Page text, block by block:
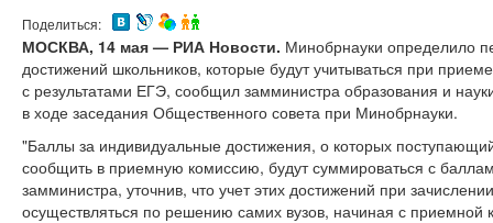
Поделиться:
МОСКВА, 14 мая — РИА Новости. Минобрнауки определило
достижений школьников, которые будут учитываться при
с результатами ЕГЭ, сообщил замминистра образования и
в ходе заседания Общественного совета при Минобрнауки.
"Баллы за индивидуальные достижения, о которых
сообщить в приемную комиссию, будут суммироваться с
замминистра, уточнив, что учет этих достижений при
осуществляться по решению самих вузов, начиная с приемной